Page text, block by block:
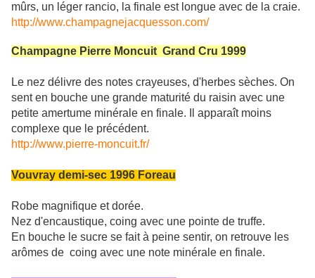
mûrs, un léger rancio, la finale est longue avec de la craie.
http://www.champagnejacquesson.com/
Champagne Pierre Moncuit Grand Cru 1999
Le nez délivre des notes crayeuses, d'herbes sèches. On
sent en bouche une grande maturité du raisin avec une
petite amertume minérale en finale. Il apparaît moins
complexe que le précédent.
http://www.pierre-moncuit.fr/
Vouvray demi-sec 1996 Foreau
Robe magnifique et dorée.
Nez d'encaustique, coing avec une pointe de truffe.
En bouche le sucre se fait à peine sentir, on retrouve les
arômes de coing avec une note minérale en finale.